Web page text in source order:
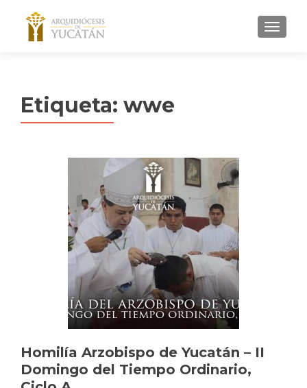
MENU
Etiqueta: wwe
Homilía Arzobispo de Yucatán – II
Domingo del Tiempo Ordinario,